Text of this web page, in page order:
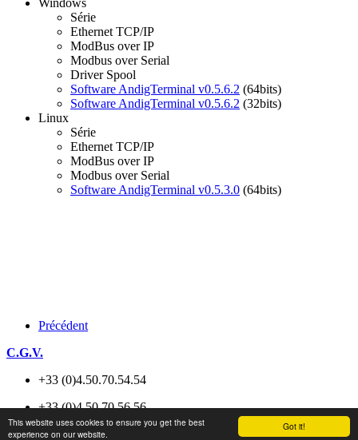
Got it!
This website uses cookies to ensure you get the best
experience on our website.
Windows
Série
Ethernet TCP/IP
ModBus over IP
Modbus over Serial
Driver Spool
Software AndigTerminal v0.5.6.2 (64bits)
Software AndigTerminal v0.5.6.2 (32bits)
Linux
Série
Ethernet TCP/IP
ModBus over IP
Modbus over Serial
Software AndigTerminal v0.5.3.0 (64bits)
Précédent
C.G.V.
+33 (0)4.50.70.54.54
+33 (0)4.50.70.56.56